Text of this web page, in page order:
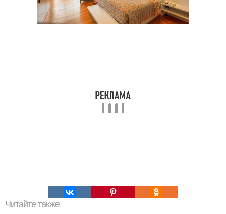
Читайте также